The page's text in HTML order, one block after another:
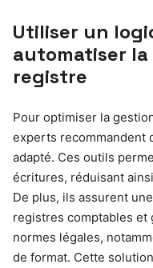
Utiliser un
automatiser la
registre
Pour optimiser la
experts recommandent
adapté. Ces outils
écritures, réduisant
De plus, ils assurent
registres comptables et
normes légales,
de format. Cette